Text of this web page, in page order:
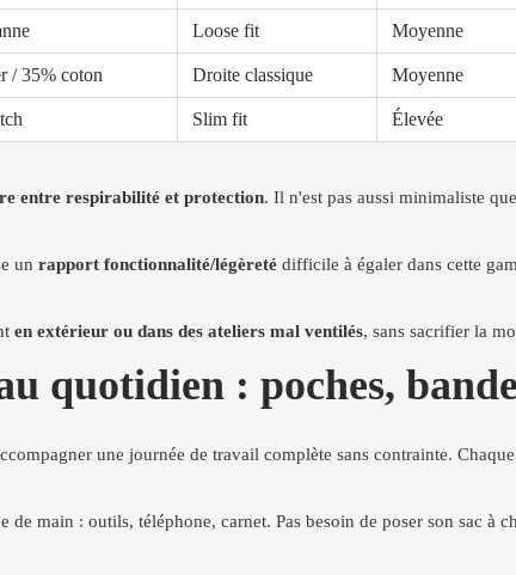
Loose fit Moyenne
/ 35% coton Droite classique Moyenne
Slim fit Élevée
entre respirabilité et protection. Il n'est pas aussi minimaliste
un rapport fonctionnalité/légèreté difficile à égaler dans cette
en extérieur ou dans des ateliers mal ventilés, sans sacrifier la
quotidien : poches,
une journée de travail complète sans contrainte.
de main : outils, téléphone, carnet. Pas besoin de poser son sac à